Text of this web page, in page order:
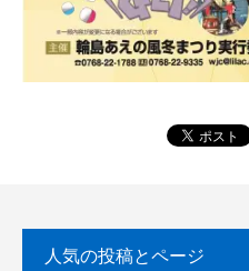
人気の投稿とページ